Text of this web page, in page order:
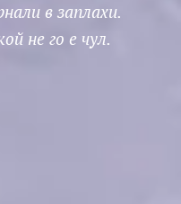
в заплахи.
не го е чул.